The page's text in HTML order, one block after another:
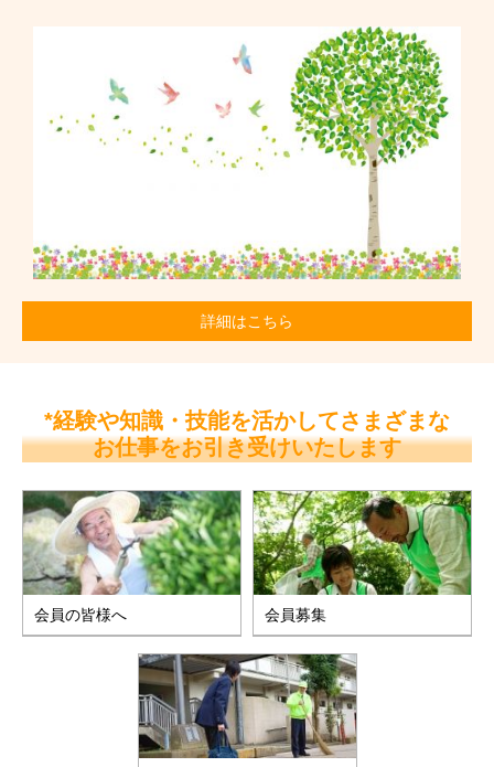
詳細はこちら
*経験や知識・技能を活かしてさまざまな
お仕事をお引き受けいたします
会員の皆様へ 会員募集